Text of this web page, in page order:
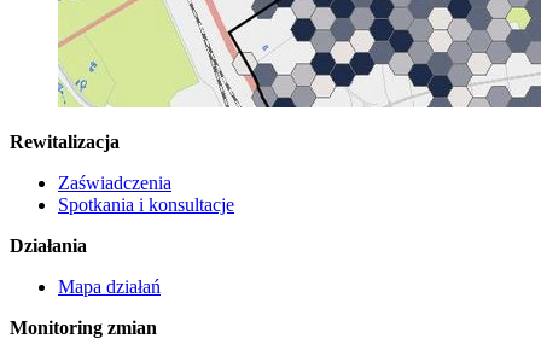
Rewitalizacja
Zaświadczenia
Spotkania i konsultacje
Działania
Mapa działań
Monitoring zmian